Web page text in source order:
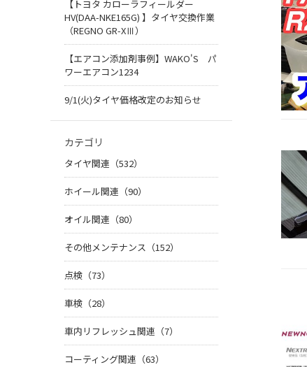
【トヨタ カローラフィールダー
HV(DAA-NKE165G) 】タイヤ交換作業
（REGNO GR-XⅢ）
【エアコン添加剤事例】WAKO'S パ
ワーエアコン1234
9/1(火)タイヤ価格改定のお知らせ
カテゴリ
タイヤ関連（532）
ホイール関連（90）
オイル関連（80）
その他メンテナンス（152）
点検（73）
車検（28）
車内リフレッシュ関連（7）
コーティング関連（63）